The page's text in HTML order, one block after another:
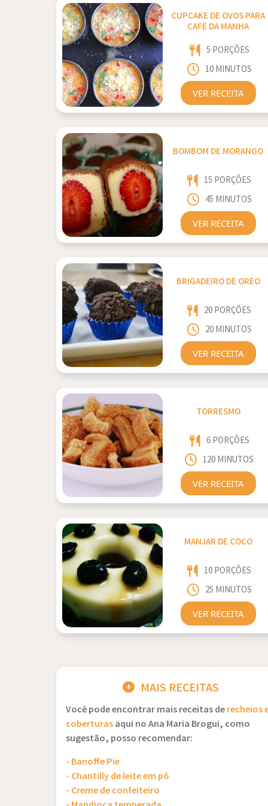
CUPCAKE DE OVOS PARA
CAFÉ DA MANHA
5 PORÇÕES
10 MINUTOS
VER RECEITA
BOMBOM DE MORANGO
15 PORÇÕES
45 MINUTOS
VER RECEITA
BRIGADEIRO DE OREO
20 PORÇÕES
20 MINUTOS
VER RECEITA
TORRESMO
6 PORÇÕES
120 MINUTOS
VER RECEITA
MANJAR DE COCO
10 PORÇÕES
25 MINUTOS
VER RECEITA
MAIS RECEITAS
Você pode encontrar mais receitas derecheios
coberturasaqui no Ana Maria Brogui, como
sugestão, posso recomendar:
- Banoffe Pie
- Chantilly de leite em pó
- Creme de confeiteiro